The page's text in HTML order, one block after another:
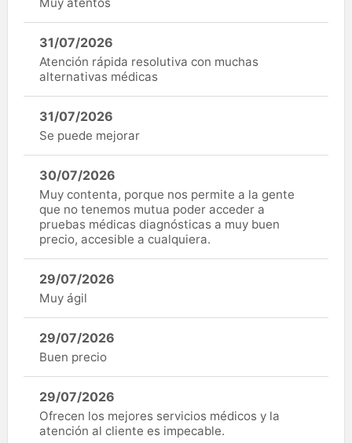
31/07/2026
Atención rápida resolutiva con muchas
alternativas médicas
31/07/2026
Se puede mejorar
30/07/2026
Muy contenta, porque nos permite a la gente
que no tenemos mutua poder acceder a
pruebas médicas diagnósticas a muy buen
precio, accesible a cualquiera.
29/07/2026
Muy ágil
29/07/2026
Buen precio
29/07/2026
Ofrecen los mejores servicios médicos y la
atención al cliente es impecable.